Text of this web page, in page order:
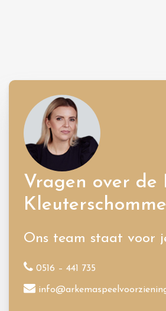
Vragen over de
Ons team staat voor
0516 – 441 735